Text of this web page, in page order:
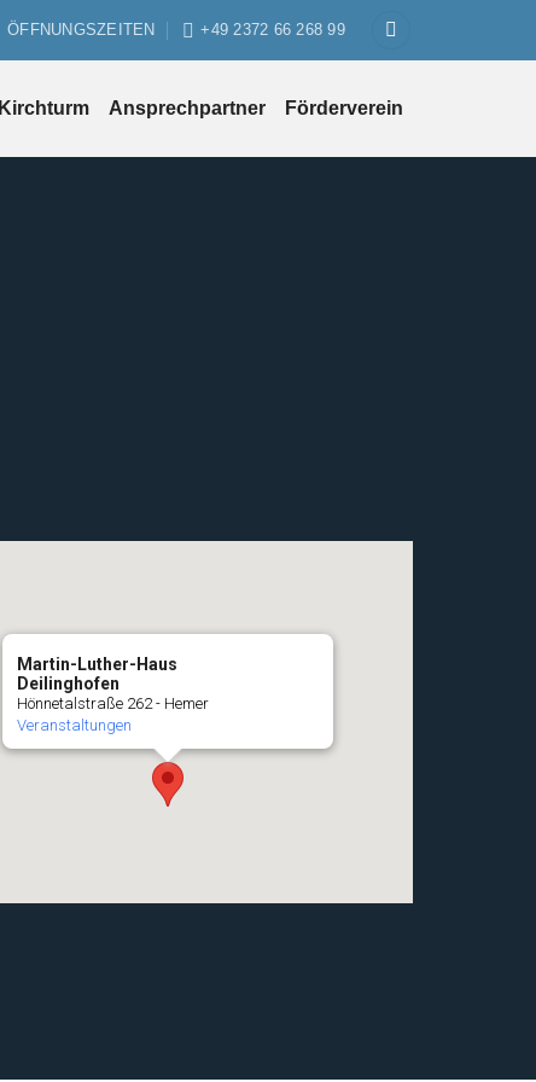
ÖFFNUNGSZEITEN +49 2372 66 268 99
Kirchturm Ansprechpartner Förderverein
Martin-Luther-Haus
Deilinghofen
Hönnetalstraße 262 - Hemer
Veranstaltungen